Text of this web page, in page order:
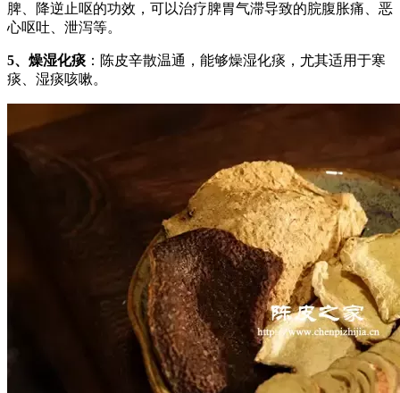
脾、降逆止呕的功效，可以治疗脾胃气滞导致的脘腹胀痛、恶
心呕吐、泄泻等。
5、燥湿化痰 ：陈皮辛散温通，能够燥湿化痰，尤其适用于寒
痰、湿痰咳嗽。